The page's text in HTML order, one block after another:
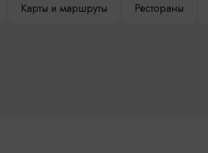
Карты и маршруты Рестораны